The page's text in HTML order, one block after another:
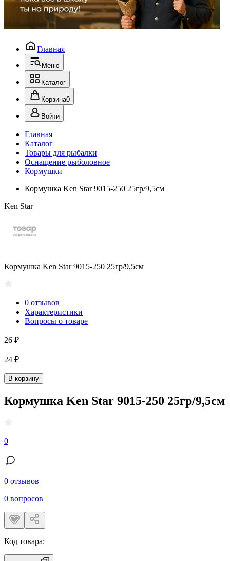
Главная
Меню
Каталог
Корзина0
Войти
Главная
Каталог
Товары для рыбалки
Оснащение рыболовное
Кормушки
Кормушка Ken Star 9015-250 25гр/9,5см
Ken Star
Кормушка Ken Star 9015-250 25гр/9,5см
0 отзывов
Характеристики
Вопросы о товаре
26 ₽
24 ₽
В корзину
Кормушка Ken Star 9015-250 25гр/9,5см
0
0 отзывов
0 вопросов
Код товара: